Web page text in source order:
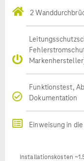
2
Funktionstest,
Dokumentation
Einweisung in
Installationskosten